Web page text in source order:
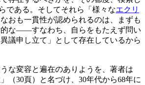
である。そしてそれら「様々なエクリ
おも一貫性が認められるのは、まずも
的な――すなわち、自らをもたえず問い
議申し立て」として存在しているから
な変容と遍在のありようを、著者は
（30頁）と名づけ、30年代から68年に